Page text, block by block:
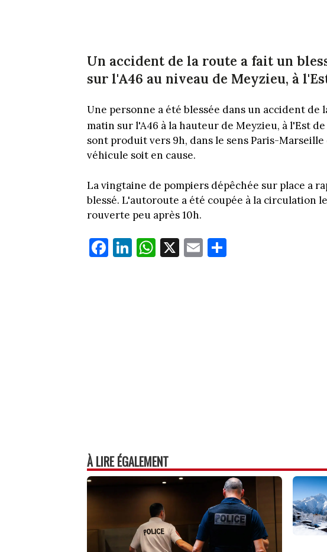
Un accident de la route a fait un
sur l'A46 au niveau de Meyzieu, à
Une personne a été blessée dans un accident de
matin sur l'A46 à la hauteur de Meyzieu, à l'Est
sont produit vers 9h, dans le sens Paris-
véhicule soit en cause.
La vingtaine de pompiers dépêchée sur place a
blessé. L'autoroute a été coupée à la circulation
rouverte peu après 10h.
Fa
ce
Li
nk
W
ha
X E
m
À LIRE ÉGALEMENT